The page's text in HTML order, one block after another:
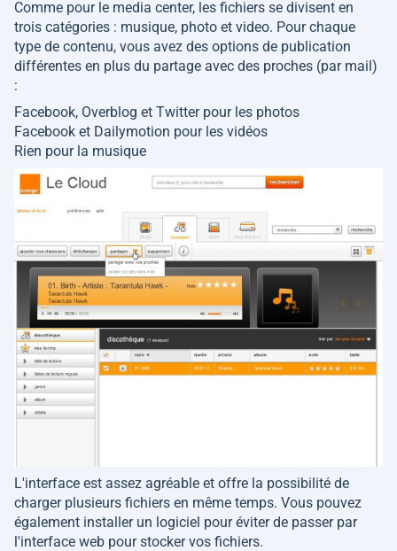
Comme pour le media center, les fichiers se divisent en
trois catégories : musique, photo et video. Pour chaque
type de contenu, vous avez des options de publication
différentes en plus du partage avec des proches (par mail)
:
Facebook, Overblog et Twitter pour les photos
Facebook et Dailymotion pour les vidéos
Rien pour la musique
L'interface est assez agréable et offre la possibilité de
charger plusieurs fichiers en même temps. Vous pouvez
également installer un logiciel pour éviter de passer par
l'interface web pour stocker vos fichiers.